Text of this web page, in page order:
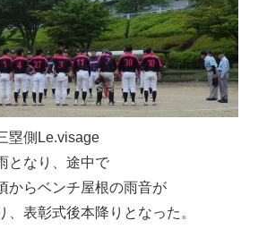
塁側Le.visage
となり、途中で
からベンチ屋根の雨音が
、表彰式後本降りとなった。